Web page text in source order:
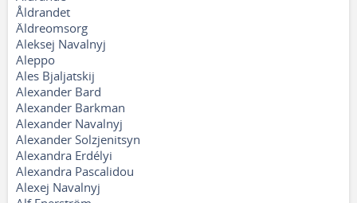
Åldrandet
Äldreomsorg
Aleksej Navalnyj
Aleppo
Ales Bjaljatskij
Alexander Bard
Alexander Barkman
Alexander Navalnyj
Alexander Solzjenitsyn
Alexandra Erdélyi
Alexandra Pascalidou
Alexej Navalnyj